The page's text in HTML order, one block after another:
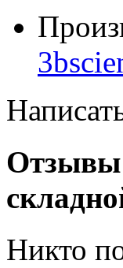
Отзывы
Никто